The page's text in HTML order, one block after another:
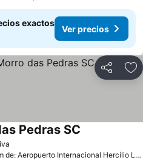
exactos
Ver precios
Compartir
Pedras SC
de: Aeropuerto Internacional Hercílio Luz